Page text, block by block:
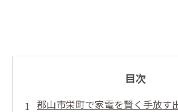
目次
郡山市栄町で家電を賢く手放す